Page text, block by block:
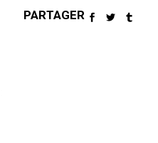
PARTAGER